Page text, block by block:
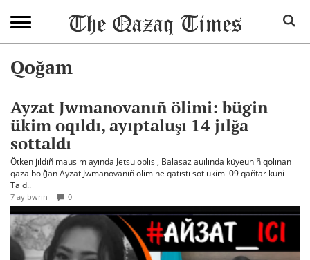
Qoğam
Ayzat Jwmanovanıñ ölimi: bügin
ükim oqıldı, ayıptaluşı 14 jılğa
sottaldı
Ötken jıldıñ mausım ayında Jetsu oblısı, Balasaz auılında küyeuniñ qolınan
qaza bolğan Ayzat Jwmanovanıñ ölimine qatıstı sot ükimi 09 qañtar küni
Tald..
7 ay bwrın 0